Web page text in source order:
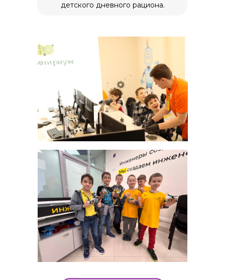
детского дневного рациона.
Новости
Ответы на вопросы
Все права защищены
Сведения об образовательной
организации
Политика
конфиденциальности
Хотите работать у нас?
press@inginirium-tn.ru